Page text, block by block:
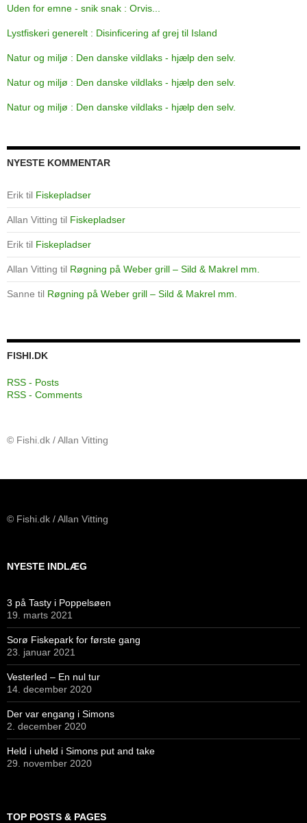
Uden for emne - snik snak : Orvis...
Lystfiskeri generelt : Disinficering af grej til Island
Natur og miljø : Den danske vildlaks - hjælp den selv.
Natur og miljø : Den danske vildlaks - hjælp den selv.
Natur og miljø : Den danske vildlaks - hjælp den selv.
NYESTE KOMMENTAR
Erik til Fiskepladser
Allan Vitting til Fiskepladser
Erik til Fiskepladser
Allan Vitting til Røgning på Weber grill – Sild & Makrel mm.
Sanne til Røgning på Weber grill – Sild & Makrel mm.
FISHI.DK
RSS - Posts
RSS - Comments
© Fishi.dk / Allan Vitting
© Fishi.dk / Allan Vitting
NYESTE INDLÆG
3 på Tasty i Poppelsøen
19. marts 2021
Sorø Fiskepark for første gang
23. januar 2021
Vesterled – En nul tur
14. december 2020
Der var engang i Simons
2. december 2020
Held i uheld i Simons put and take
29. november 2020
TOP POSTS & PAGES